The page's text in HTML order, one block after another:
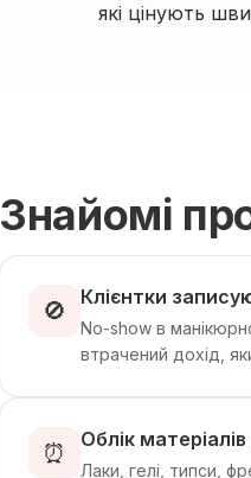
які цінують
Знайомі
🚫 Клієнтки
No-show в
втрачений дохід,
⏰ Облік
Лаки, гелі, типси,